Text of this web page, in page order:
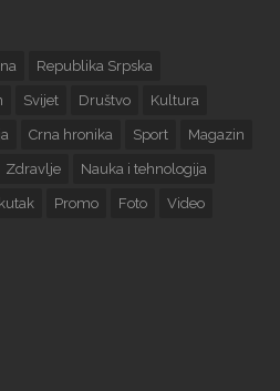
Republika Srpska
Svijet Društvo Kultura
Crna hronika Sport Magazin
Zdravlje Nauka i tehnologija
Promo Foto Video